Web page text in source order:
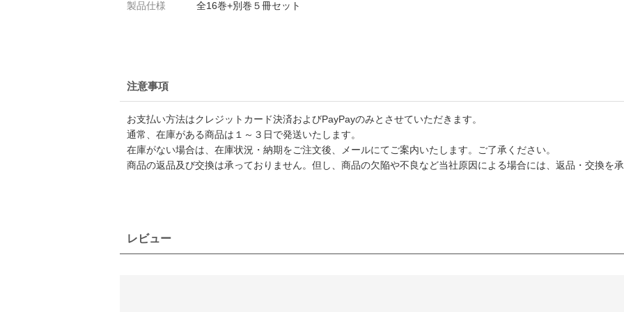
製品仕様 全16巻+別巻５冊セット
注意事項
お支払い方法はクレジットカード決済およびPayPayのみとさせていただきます。
通常、在庫がある商品は１～３日で発送いたします。
在庫がない場合は、在庫状況・納期をご注文後、メールにてご案内いたします。ご了承ください。
商品の返品及び交換は承っておりません。但し、商品の欠陥や不良など当社原因による場合には、返品・交換を
レビュー